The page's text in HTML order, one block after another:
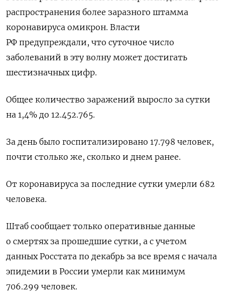
распространения более заразного штамма
коронавируса омикрон. Власти
РФ предупреждали, что суточное число
заболеваний в эту волну может достигать
шестизначных цифр.
Общее количество заражений выросло за сутки
на 1,4% до 12.452.765.
За день было госпитализировано 17.798 человек,
почти столько же, сколько и днем ранее.
От коронавируса за последние сутки умерли 682
человека.
Штаб сообщает только оперативные данные
о смертях за прошедшие сутки, а с учетом
данных Росстата по декабрь за все время с начала
эпидемии в России умерли как минимум
706.299 человек.